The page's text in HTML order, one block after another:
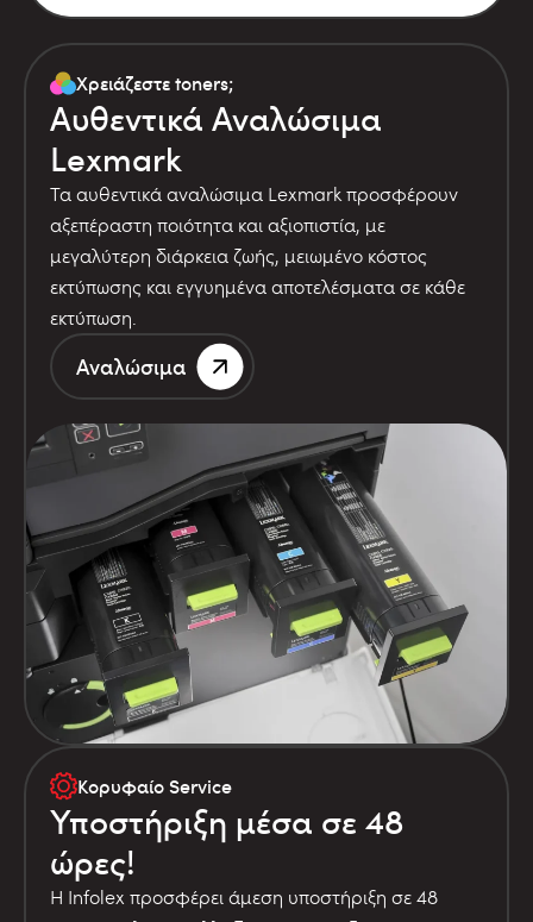
Χρειάζεστε toners;
Αυθεντικά Αναλώσιμα
Lexmark
Τα αυθεντικά αναλώσιμα Lexmark προσφέρουν
αξεπέραστη ποιότητα και αξιοπιστία, με
μεγαλύτερη διάρκεια ζωής, μειωμένο κόστος
εκτύπωσης και εγγυημένα αποτελέσματα σε κάθε
εκτύπωση.
Αναλώσιμα
Κορυφαίο Service
Υποστήριξη μέσα σε 48
ώρες!
Η Infolex προσφέρει άμεση υποστήριξη σε 48